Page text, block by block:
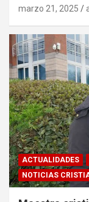
marzo 21, 2025
ACTUALIDADES
NOTICIAS